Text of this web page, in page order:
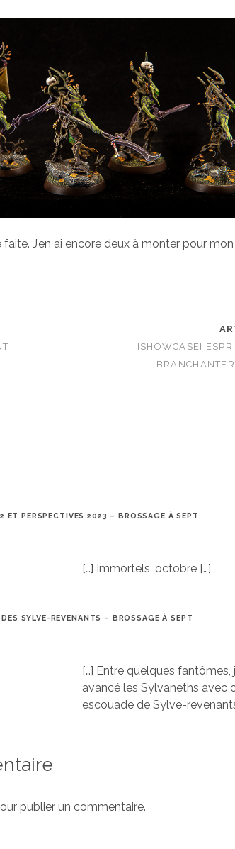
J’en ai encore deux à monter pour
[SHOWCASE]
ET PERSPECTIVES 2023 – BROSSAGE À SEPT
[…] Immortels, octobre […]
SYLVE-REVENANTS – BROSSAGE À SEPT
[…] Entre quelques fantômes,
avancé les Sylvaneths avec
escouade de Sylve-
publier un commentaire.